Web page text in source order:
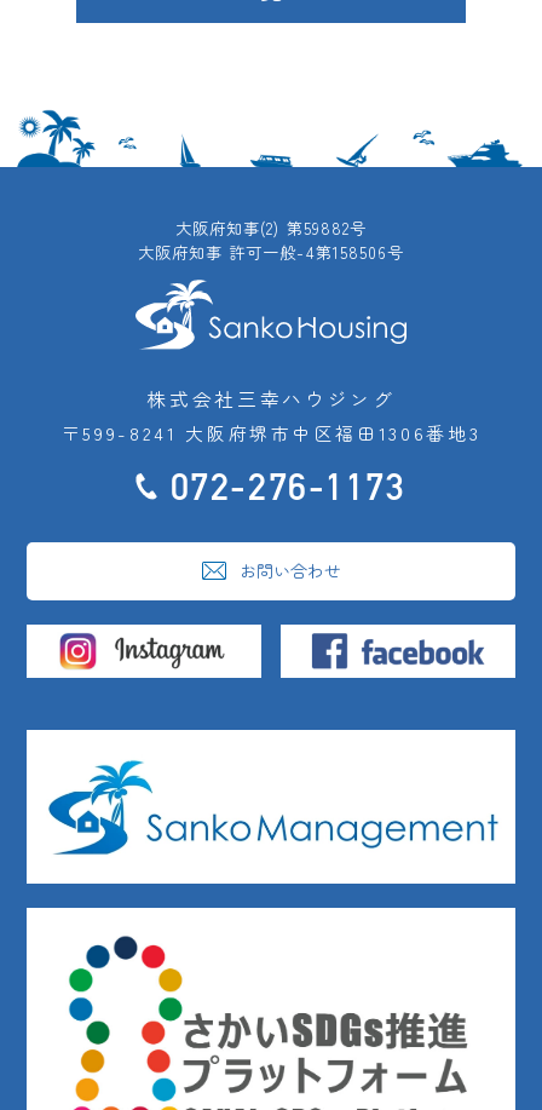
大阪府知事(2) 第59882号
大阪府知事 許可一般-4第158506号
株式会社三幸ハウジング
〒599-8241 大阪府堺市中区福田1306番地3
072-276-1173
お問い合わせ